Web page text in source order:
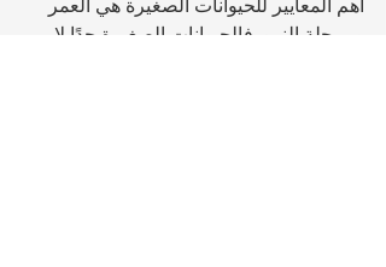
أهم المعايير للحيوانات الصغيرة هي العمر
ومرحلة النمو. فالحيوانات الصغيرة جدًا لا